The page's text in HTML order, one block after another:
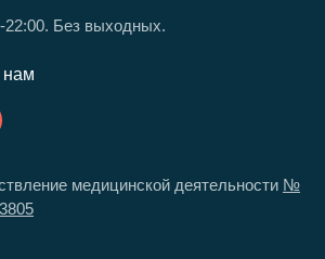
Без выходных.
нам
медицинской деятельности №